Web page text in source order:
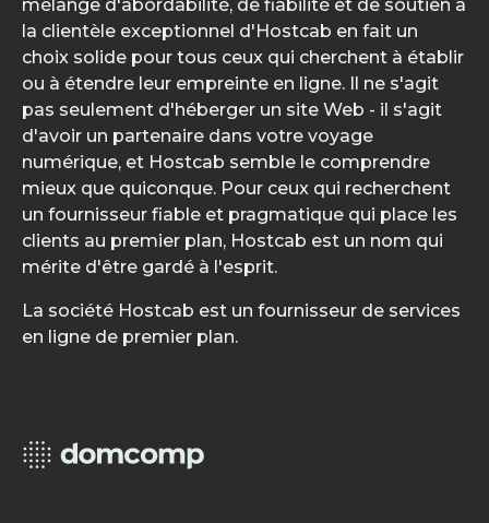
mélange d'abordabilité, de fiabilité et de soutien à
la clientèle exceptionnel d'Hostcab en fait un
choix solide pour tous ceux qui cherchent à établir
ou à étendre leur empreinte en ligne. Il ne s'agit
pas seulement d'héberger un site Web - il s'agit
d'avoir un partenaire dans votre voyage
numérique, et Hostcab semble le comprendre
mieux que quiconque. Pour ceux qui recherchent
un fournisseur fiable et pragmatique qui place les
clients au premier plan, Hostcab est un nom qui
mérite d'être gardé à l'esprit.
La société Hostcab est un fournisseur de services
en ligne de premier plan.